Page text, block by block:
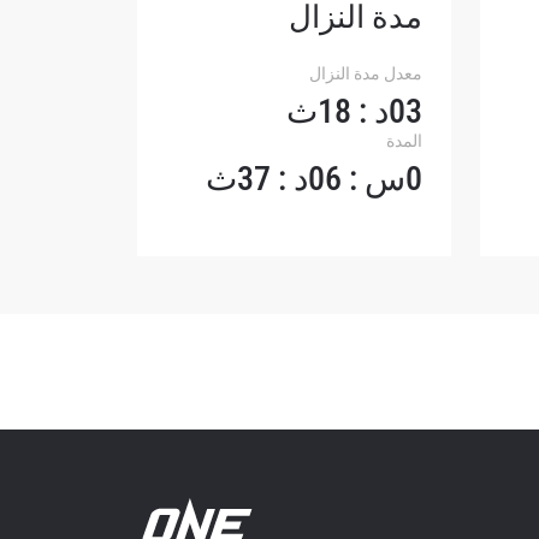
مدة النزال
معدل مدة النزال
03د : 18ث
المدة
0س : 06د : 37ث